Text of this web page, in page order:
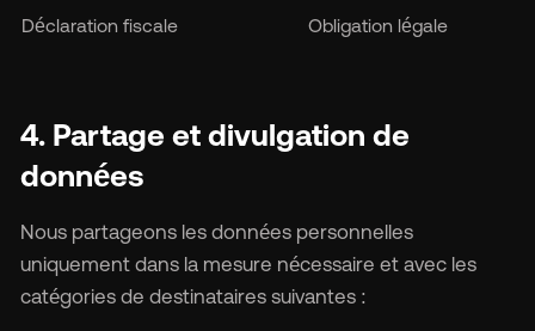
Déclaration fiscale Obligation légale
4. Partage et divulgation de
données
Nous partageons les données personnelles
uniquement dans la mesure nécessaire et avec les
catégories de destinataires suivantes :